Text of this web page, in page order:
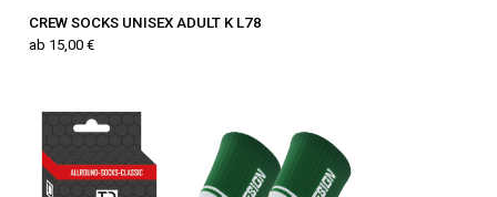
CREW SOCKS UNISEX ADULT K L78
ab 15,00 €